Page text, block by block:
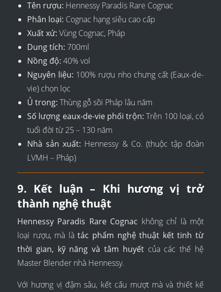
Tên rượu: Hennessy Paradis Rare Cognac
Phân loại: Cognac hạng siêu cao cấp
Xuất xứ: Vùng Cognac, Pháp
Dung tích: 700ml
Nồng độ: 40% vol
Nguyên liệu: 100% rượu nho chưng cất (Eaux-de-
vie) chọn lọc
Ủ trong: Thùng gỗ sồi Pháp lâu năm
Số lượng eaux-de-vie phối trộn: Trên 100 loại, có
tuổi đời từ 25 – 130 năm
Nhà sản xuất: Hennessy & Co. (thuộc tập đoàn
LVMH – Pháp)
9. Kết luận – Khi hương vị trở
thành nghệ thuật
Hennessy Paradis Rare Cognac không chỉ là một
loại rượu, mà làtác phẩm nghệ thuật kết tinh từ
thời gian, kỹ năng và tâm huyếtcủa các thế hệ
Master Blender nhà Hennessy.
Với hương vị đậm sâu, kết cấu mượt mà và thiết kế